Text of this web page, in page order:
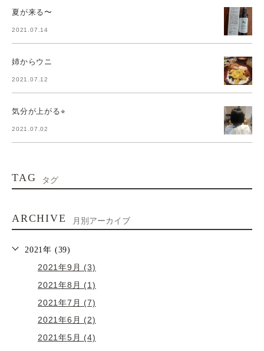
夏が来る〜
2021.07.14
姉からウニ
2021.07.12
気分が上がる⭐︎
2021.07.02
TAG タグ
ARCHIVE 月別アーカイブ
2021年 (39)
2021年9月 (3)
2021年8月 (1)
2021年7月 (7)
2021年6月 (2)
2021年5月 (4)